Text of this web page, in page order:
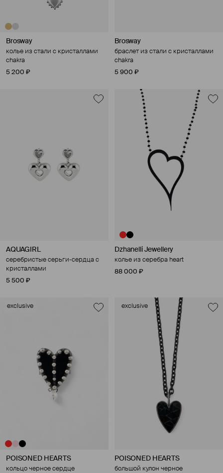
Brosway
колье из стали с кристаллами
chakra
5 200 ₽
Brosway
браслет из стали с кристаллами
chakra
5 900 ₽
AQUAGIRL
серебристые серьги-сердца с
кристаллами
5 500 ₽
Dzhanelli Jewellery
колье из серебра heart
88 000 ₽
exclusive
POISONED HEARTS
кольцо черное сердце
exclusive
POISONED HEARTS
большой кулон черное